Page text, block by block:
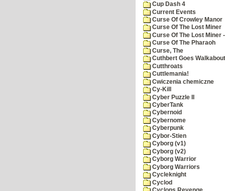
Cup Dash 4
Current Events
Curse Of Crowley Manor
Curse Of The Lost Miner
Curse Of The Lost Miner
Curse Of The Pharaoh
Curse, The
Cuthbert Goes Walkabout
Cutthroats
Cuttlemania!
Cwiczenia chemiczne
Cy-Kill
Cyber Puzzle II
CyberTank
Cybernoid
Cybernome
Cyberpunk
Cybor-Stien
Cyborg (v1)
Cyborg (v2)
Cyborg Warrior
Cyborg Warriors
Cycleknight
Cyclod